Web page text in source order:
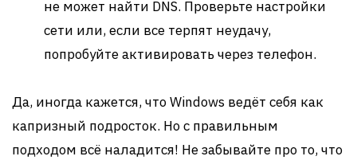
не может найти DNS. Проверьте настройки
сети или, если все терпят неудачу,
попробуйте активировать через телефон.
Да, иногда кажется, что Windows ведёт себя как
капризный подросток. Но с правильным
подходом всё наладится! Не забывайте про то, что